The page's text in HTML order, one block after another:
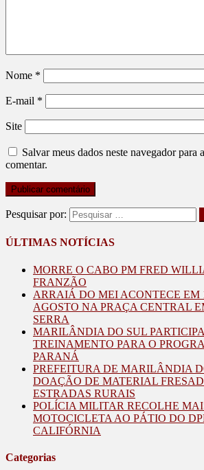
Nome *
E-mail *
Site
Salvar meus dados neste navegador para
comentar.
Pesquisar por:
ÚLTIMAS NOTÍCIAS
MORRE O CABO PM FRED
FRANZÃO
ARRAIÁ DO MEI ACONTECE EM
AGOSTO NA PRAÇA CENTRAL
SERRA
MARILÂNDIA DO SUL
TREINAMENTO PARA O
PARANÁ
PREFEITURA DE MARILÂNDIA
DOAÇÃO DE MATERIAL
ESTRADAS RURAIS
POLÍCIA MILITAR RECOLHE
MOTOCICLETA AO PÁTIO DO
CALIFÓRNIA
Categorias